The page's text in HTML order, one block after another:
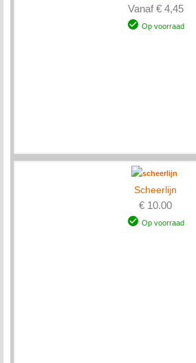
Vanaf € 4,45
Op voorraad
Scheerlijn
€ 10.00
Op voorraad